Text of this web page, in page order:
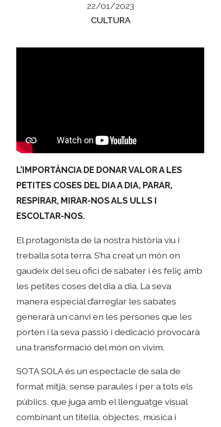
22/01/2023
Categories
CULTURA
L’IMPORTÀNCIA DE DONAR VALOR A LES
PETITES COSES DEL DIA A DIA, PARAR,
RESPIRAR, MIRAR-NOS ALS ULLS I
ESCOLTAR-NOS.
El protagonista de la nostra història viu i
treballa sota terra. S’ha creat un món on
gaudeix del seu ofici de sabater i és feliç amb
les petites coses del dia a dia. La seva
manera especial d’arreglar les sabates
generarà un canvi en les persones que les
porten i la seva passió i dedicació provocarà
una transformació del món on vivim.
SOTA SOLA és un espectacle de sala de
format mitjà, sense paraules i per a tots els
públics, que juga amb el llenguatge visual
combinant un titella, objectes, música i